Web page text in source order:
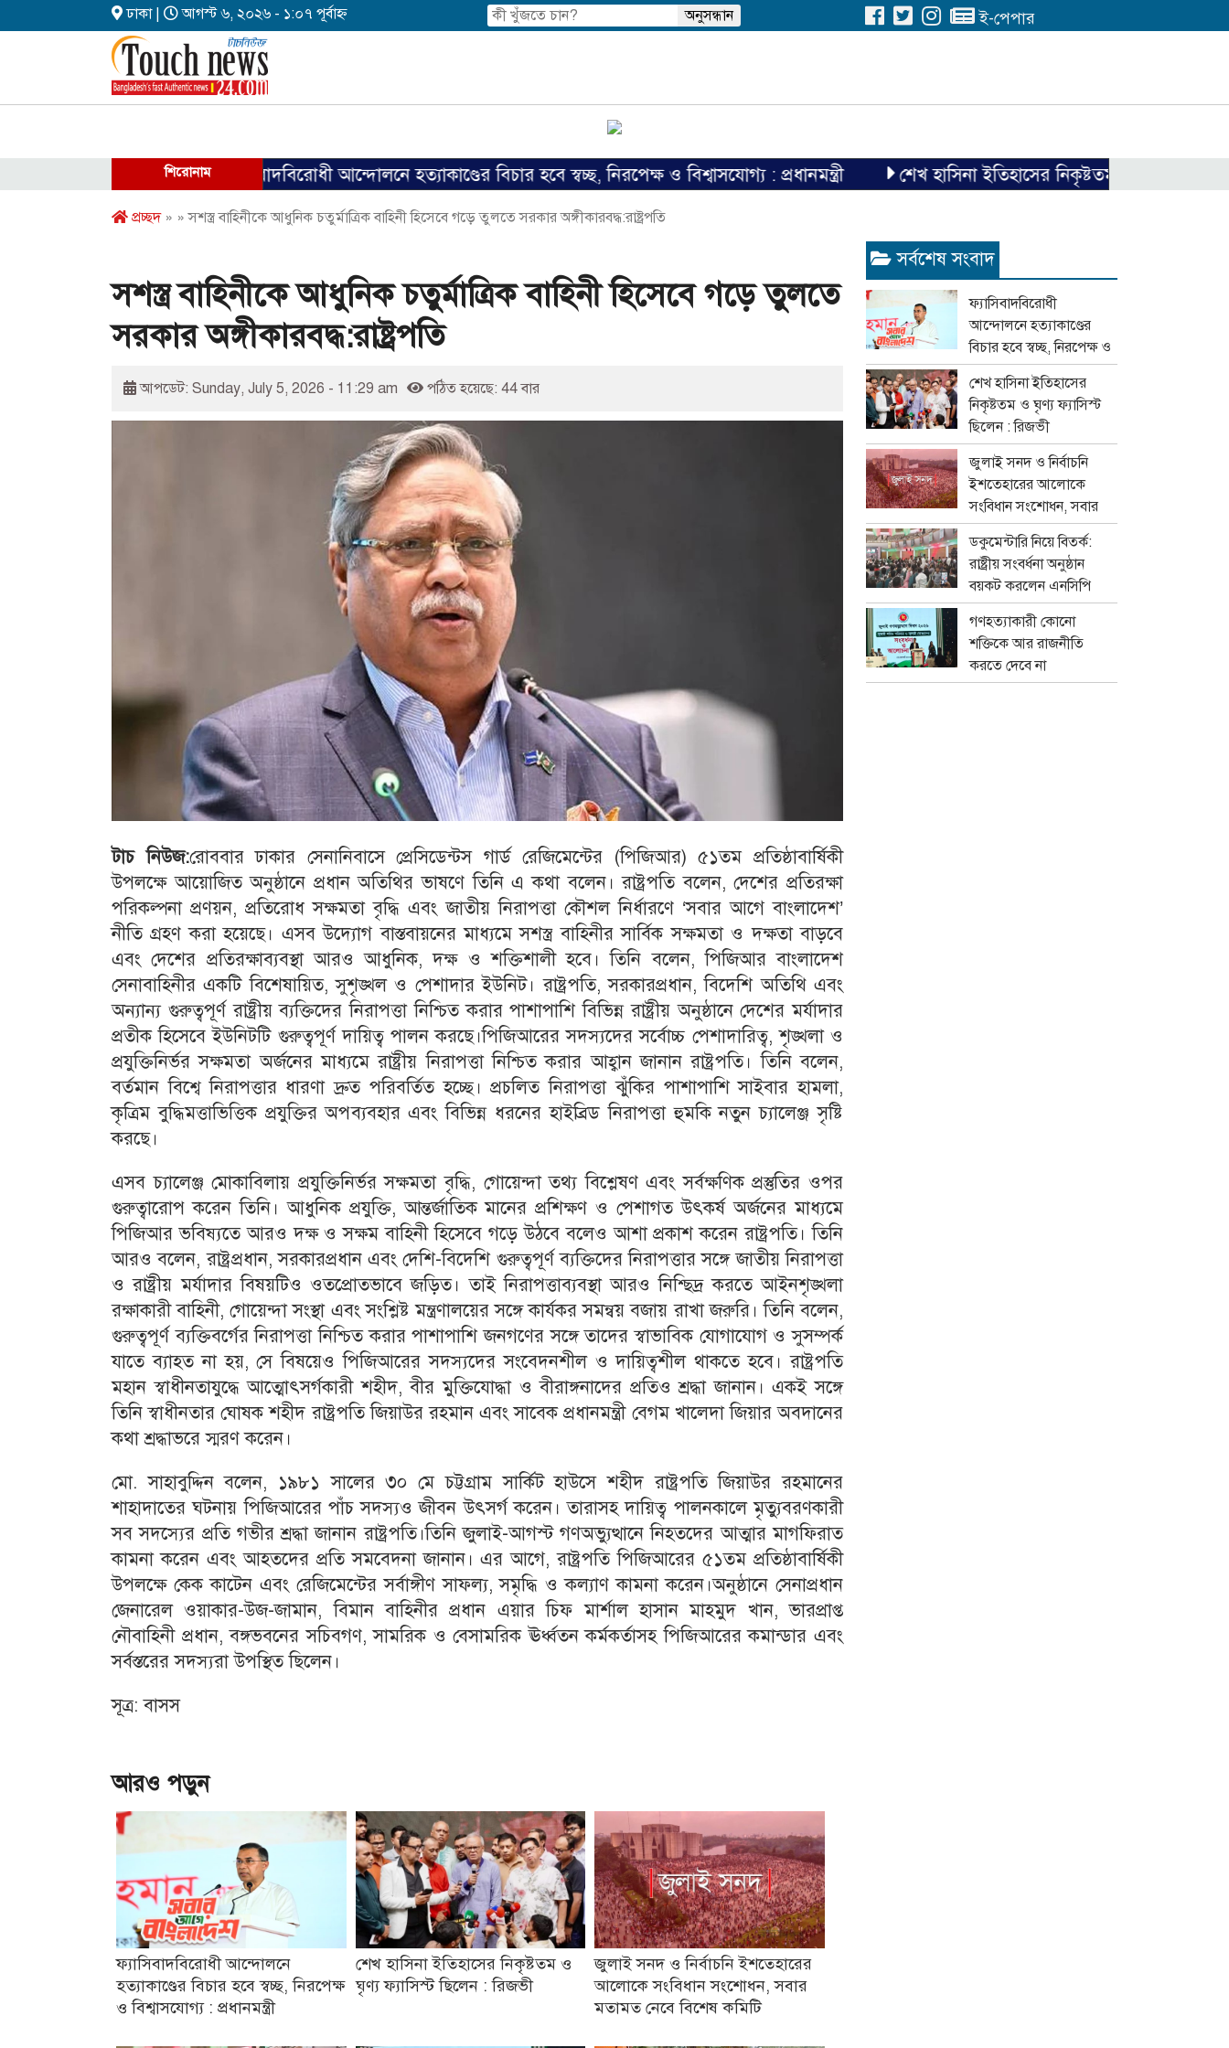
ঢাকা | আগস্ট ৬, ২০২৬ - ১:০৭ পূর্বাহ্ন ই-পেপার
শিরোনাম
ফ্যাসিবাদবিরোধী আন্দোলনে হত্যাকাণ্ডের বিচার হবে স্বচ্ছ, নিরপেক্ষ ও বিশ্বাসযোগ্য : প্রধানমন্ত্রী শেখ হাসিনা ইতিহাসের নিকৃষ্টতম ও ঘৃণ্য ফ্যাসিস্ট
প্রচ্ছদ» » সশস্ত্র বাহিনীকে আধুনিক চতুর্মাত্রিক বাহিনী হিসেবে গড়ে তুলতে সরকার অঙ্গীকারবদ্ধ:রাষ্ট্রপতি
সশস্ত্র বাহিনীকে আধুনিক চতুর্মাত্রিক বাহিনী হিসেবে গড়ে তুলতে
সরকার অঙ্গীকারবদ্ধ:রাষ্ট্রপতি
আপডেট: Sunday, July 5, 2026 - 11:29 am পঠিত হয়েছে: 44 বার
টাচ নিউজ:রোববার ঢাকার সেনানিবাসে প্রেসিডেন্টস গার্ড রেজিমেন্টের (পিজিআর) ৫১তম প্রতিষ্ঠাবার্ষিকী
উপলক্ষে আয়োজিত অনুষ্ঠানে প্রধান অতিথির ভাষণে তিনি এ কথা বলেন। রাষ্ট্রপতি বলেন, দেশের প্রতিরক্ষা
পরিকল্পনা প্রণয়ন, প্রতিরোধ সক্ষমতা বৃদ্ধি এবং জাতীয় নিরাপত্তা কৌশল নির্ধারণে ‘সবার আগে বাংলাদেশ’
নীতি গ্রহণ করা হয়েছে। এসব উদ্যোগ বাস্তবায়নের মাধ্যমে সশস্ত্র বাহিনীর সার্বিক সক্ষমতা ও দক্ষতা বাড়বে
এবং দেশের প্রতিরক্ষাব্যবস্থা আরও আধুনিক, দক্ষ ও শক্তিশালী হবে। তিনি বলেন, পিজিআর বাংলাদেশ
সেনাবাহিনীর একটি বিশেষায়িত, সুশৃঙ্খল ও পেশাদার ইউনিট। রাষ্ট্রপতি, সরকারপ্রধান, বিদেশি অতিথি এবং
অন্যান্য গুরুত্বপূর্ণ রাষ্ট্রীয় ব্যক্তিদের নিরাপত্তা নিশ্চিত করার পাশাপাশি বিভিন্ন রাষ্ট্রীয় অনুষ্ঠানে দেশের মর্যাদার
প্রতীক হিসেবে ইউনিটটি গুরুত্বপূর্ণ দায়িত্ব পালন করছে।পিজিআরের সদস্যদের সর্বোচ্চ পেশাদারিত্ব, শৃঙ্খলা ও
প্রযুক্তিনির্ভর সক্ষমতা অর্জনের মাধ্যমে রাষ্ট্রীয় নিরাপত্তা নিশ্চিত করার আহ্বান জানান রাষ্ট্রপতি। তিনি বলেন,
বর্তমান বিশ্বে নিরাপত্তার ধারণা দ্রুত পরিবর্তিত হচ্ছে। প্রচলিত নিরাপত্তা ঝুঁকির পাশাপাশি সাইবার হামলা,
কৃত্রিম বুদ্ধিমত্তাভিত্তিক প্রযুক্তির অপব্যবহার এবং বিভিন্ন ধরনের হাইব্রিড নিরাপত্তা হুমকি নতুন চ্যালেঞ্জ সৃষ্টি
করছে।
এসব চ্যালেঞ্জ মোকাবিলায় প্রযুক্তিনির্ভর সক্ষমতা বৃদ্ধি, গোয়েন্দা তথ্য বিশ্লেষণ এবং সর্বক্ষণিক প্রস্তুতির ওপর
গুরুত্বারোপ করেন তিনি। আধুনিক প্রযুক্তি, আন্তর্জাতিক মানের প্রশিক্ষণ ও পেশাগত উৎকর্ষ অর্জনের মাধ্যমে
পিজিআর ভবিষ্যতে আরও দক্ষ ও সক্ষম বাহিনী হিসেবে গড়ে উঠবে বলেও আশা প্রকাশ করেন রাষ্ট্রপতি। তিনি
আরও বলেন, রাষ্ট্রপ্রধান, সরকারপ্রধান এবং দেশি-বিদেশি গুরুত্বপূর্ণ ব্যক্তিদের নিরাপত্তার সঙ্গে জাতীয় নিরাপত্তা
ও রাষ্ট্রীয় মর্যাদার বিষয়টিও ওতপ্রোতভাবে জড়িত। তাই নিরাপত্তাব্যবস্থা আরও নিশ্ছিদ্র করতে আইনশৃঙ্খলা
রক্ষাকারী বাহিনী, গোয়েন্দা সংস্থা এবং সংশ্লিষ্ট মন্ত্রণালয়ের সঙ্গে কার্যকর সমন্বয় বজায় রাখা জরুরি। তিনি বলেন,
গুরুত্বপূর্ণ ব্যক্তিবর্গের নিরাপত্তা নিশ্চিত করার পাশাপাশি জনগণের সঙ্গে তাদের স্বাভাবিক যোগাযোগ ও সুসম্পর্ক
যাতে ব্যাহত না হয়, সে বিষয়েও পিজিআরের সদস্যদের সংবেদনশীল ও দায়িত্বশীল থাকতে হবে। রাষ্ট্রপতি
মহান স্বাধীনতাযুদ্ধে আত্মোৎসর্গকারী শহীদ, বীর মুক্তিযোদ্ধা ও বীরাঙ্গনাদের প্রতিও শ্রদ্ধা জানান। একই সঙ্গে
তিনি স্বাধীনতার ঘোষক শহীদ রাষ্ট্রপতি জিয়াউর রহমান এবং সাবেক প্রধানমন্ত্রী বেগম খালেদা জিয়ার অবদানের
কথা শ্রদ্ধাভরে স্মরণ করেন।
মো. সাহাবুদ্দিন বলেন, ১৯৮১ সালের ৩০ মে চট্টগ্রাম সার্কিট হাউসে শহীদ রাষ্ট্রপতি জিয়াউর রহমানের
শাহাদাতের ঘটনায় পিজিআরের পাঁচ সদস্যও জীবন উৎসর্গ করেন। তারাসহ দায়িত্ব পালনকালে মৃত্যুবরণকারী
সব সদস্যের প্রতি গভীর শ্রদ্ধা জানান রাষ্ট্রপতি।তিনি জুলাই-আগস্ট গণঅভ্যুত্থানে নিহতদের আত্মার মাগফিরাত
কামনা করেন এবং আহতদের প্রতি সমবেদনা জানান। এর আগে, রাষ্ট্রপতি পিজিআরের ৫১তম প্রতিষ্ঠাবার্ষিকী
উপলক্ষে কেক কাটেন এবং রেজিমেন্টের সর্বাঙ্গীণ সাফল্য, সমৃদ্ধি ও কল্যাণ কামনা করেন।অনুষ্ঠানে সেনাপ্রধান
জেনারেল ওয়াকার-উজ-জামান, বিমান বাহিনীর প্রধান এয়ার চিফ মার্শাল হাসান মাহমুদ খান, ভারপ্রাপ্ত
নৌবাহিনী প্রধান, বঙ্গভবনের সচিবগণ, সামরিক ও বেসামরিক ঊর্ধ্বতন কর্মকর্তাসহ পিজিআরের কমান্ডার এবং
সর্বস্তরের সদস্যরা উপস্থিত ছিলেন।
সূত্র: বাসস
আরও পড়ুন
ফ্যাসিবাদবিরোধী আন্দোলনে
হত্যাকাণ্ডের বিচার হবে স্বচ্ছ, নিরপেক্ষ
ও বিশ্বাসযোগ্য : প্রধানমন্ত্রী
শেখ হাসিনা ইতিহাসের নিকৃষ্টতম ও
ঘৃণ্য ফ্যাসিস্ট ছিলেন : রিজভী
জুলাই সনদ ও নির্বাচনি ইশতেহারের
আলোকে সংবিধান সংশোধন, সবার
মতামত নেবে বিশেষ কমিটি
সর্বশেষ সংবাদ
ফ্যাসিবাদবিরোধী
আন্দোলনে হত্যাকাণ্ডের
বিচার হবে স্বচ্ছ, নিরপেক্ষ ও
বিশ্বাসযোগ্য : প্রধানমন্ত্রী
শেখ হাসিনা ইতিহাসের
নিকৃষ্টতম ও ঘৃণ্য ফ্যাসিস্ট
ছিলেন : রিজভী
জুলাই সনদ ও নির্বাচনি
ইশতেহারের আলোকে
সংবিধান সংশোধন, সবার
মতামত নেবে বিশেষ কমিটি
ডকুমেন্টারি নিয়ে বিতর্ক:
রাষ্ট্রীয় সংবর্ধনা অনুষ্ঠান
বয়কট করলেন এনসিপি
নেতারা
গণহত্যাকারী কোনো
শক্তিকে আর রাজনীতি
করতে দেবে না
জনগণ:স্বরাষ্ট্রমন্ত্রী